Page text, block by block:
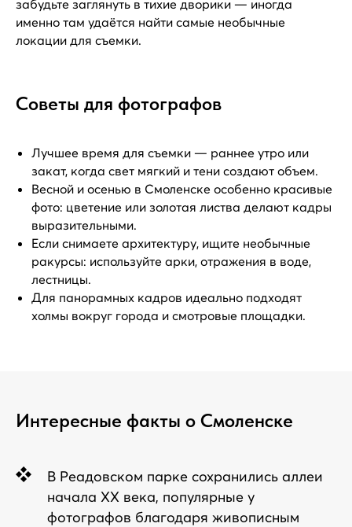
забудьте заглянуть в тихие дворики — иногда
именно там удаётся найти самые необычные
локации для съемки.
Советы для фотографов
Лучшее время для съемки — раннее утро или
закат, когда свет мягкий и тени создают объем.
Весной и осенью в Смоленске особенно красивые
фото: цветение или золотая листва делают кадры
выразительными.
Если снимаете архитектуру, ищите необычные
ракурсы: используйте арки, отражения в воде,
лестницы.
Для панорамных кадров идеально подходят
холмы вокруг города и смотровые площадки.
Интересные факты о Смоленске
В Реадовском парке сохранились аллеи
начала XX века, популярные у
фотографов благодаря живописным